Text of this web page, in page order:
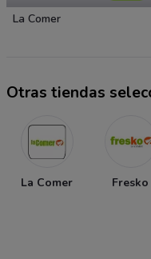
La Comer
Otras tiendas
La Comer Fresko